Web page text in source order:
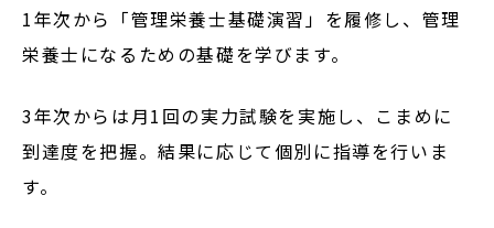
公式SNS
1年次から「管理栄養士基礎演習」を履修し、管理
栄養士になるための基礎を学びます。
3年次からは月1回の実力試験を実施し、こまめに
到達度を把握。結果に応じて個別に指導を行いま
す。